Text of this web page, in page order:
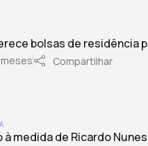
bolsas de residência
Compartilhar
à medida de Ricardo